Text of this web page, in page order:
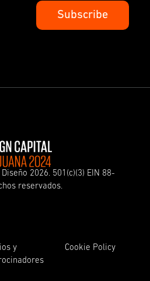
2026. 501(c)(3) EIN 88-
reservados.
y
Cookie Policy